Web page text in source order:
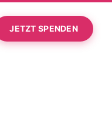
JETZT SPENDEN